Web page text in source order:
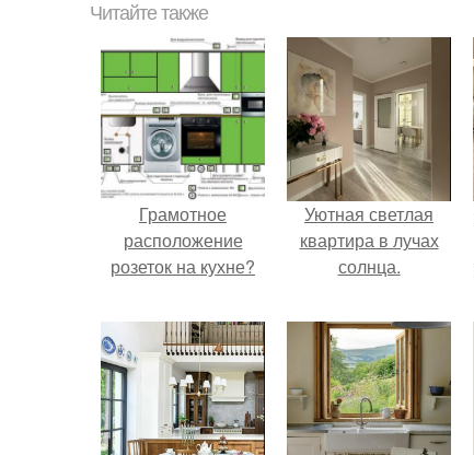
Читайте также
Грамотное
расположение
розеток на кухне?
Уютная светлая
квартира в лучах
солнца.